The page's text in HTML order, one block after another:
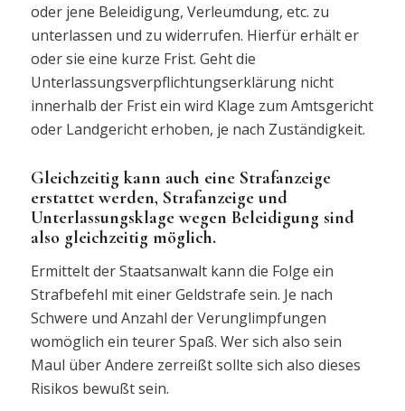
oder jene Beleidigung, Verleumdung, etc. zu
unterlassen und zu widerrufen. Hierfür erhält er
oder sie eine kurze Frist. Geht die
Unterlassungsverpflichtungserklärung nicht
innerhalb der Frist ein wird Klage zum Amtsgericht
oder Landgericht erhoben, je nach Zuständigkeit.
Gleichzeitig kann auch eine Strafanzeige
erstattet werden, Strafanzeige und
Unterlassungsklage wegen Beleidigung sind
also gleichzeitig möglich.
Ermittelt der Staatsanwalt kann die Folge ein
Strafbefehl mit einer Geldstrafe sein. Je nach
Schwere und Anzahl der Verunglimpfungen
womöglich ein teurer Spaß. Wer sich also sein
Maul über Andere zerreißt sollte sich also dieses
Risikos bewußt sein.